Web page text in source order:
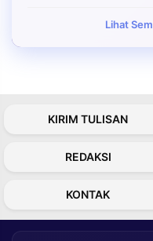
Lihat
KIRIM TULISAN
REDAKSI
KONTAK